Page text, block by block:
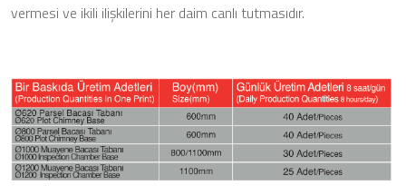
vermesi ve ikili ilişkilerini her daim canlı tutmasıdır.